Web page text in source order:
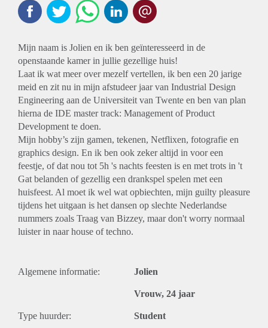
Mijn naam is Jolien en ik ben geïnteresseerd in de
openstaande kamer in jullie gezellige huis!
Laat ik wat meer over mezelf vertellen, ik ben een 20 jarige
meid en zit nu in mijn afstudeer jaar van Industrial Design
Engineering aan de Universiteit van Twente en ben van plan
hierna de IDE master track: Management of Product
Development te doen.
Mijn hobby’s zijn gamen, tekenen, Netflixen, fotografie en
graphics design. En ik ben ook zeker altijd in voor een
feestje, of dat nou tot 5h 's nachts feesten is en met trots in 't
Gat belanden of gezellig een drankspel spelen met een
huisfeest. Al moet ik wel wat opbiechten, mijn guilty pleasure
tijdens het uitgaan is het dansen op slechte Nederlandse
nummers zoals Traag van Bizzey, maar don't worry normaal
luister in naar house of techno.
Algemene informatie: Jolien
Vrouw, 24 jaar
Type huurder: Student